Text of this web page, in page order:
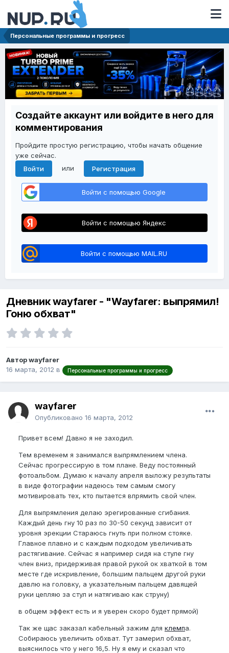
Персональные программы и прогресс
Создайте аккаунт или войдите в него для
комментирования
Пройдите простую регистрацию, чтобы начать общение
уже сейчас.
Войти
или Регистрация
Войти с помощью Google
Войти с помощью Яндекс
Войти с помощью MAIL.RU
Дневник wayfarer - "Wayfarer: выпрямил!
Гоню обхват"
Автор wayfarer
16 марта, 2012 в Персональные программы и прогресс
wayfarer
Опубликовано 16 марта, 2012
Привет всем! Давно я не заходил.
Тем временем я занимался выпрямлением члена.
Сейчас прогрессирую в том плане. Веду постоянный
фотоальбом. Думаю к началу апреля выложу результаты
в виде фотографии надеюсь тем самым смогу
мотивировать тех, кто пытается впрямить свой член.
Для выпрямления делаю эрегированные сгибания.
Каждый день гну 10 раз по 30-50 секунд зависит от
уровня эрекции Стараюсь гнуть при полном стояке.
Главное плавно и с каждым подходом увеличивать
растягивание. Сейчас я например сидя на стуле гну
член вниз, придерживая правой рукой ок хваткой в том
месте где искривление, большим пальцем другой руки
давлю на головку, а указательным пальцем давящей
руки цепляю за стул и натягиваю как струну)
в общем эффект есть и я уверен скоро будет прямой)
Так же щас заказал кабельный зажим для клемпа.
Собираюсь увеличить обхват. Тут замерил обхват,
выяснилось что у него 16,5. Ну я ему и сказал что